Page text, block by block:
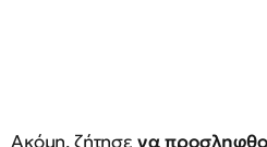
Ακόμη, ζήτησε να